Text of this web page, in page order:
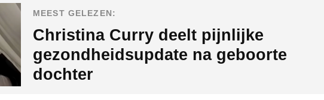
MEEST GELEZEN:
Christina Curry deelt pijnlijke
gezondheidsupdate na geboorte
dochter